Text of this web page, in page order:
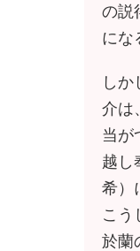
の説
にな
し
介は
当が
越し
希）
こう
於蘭